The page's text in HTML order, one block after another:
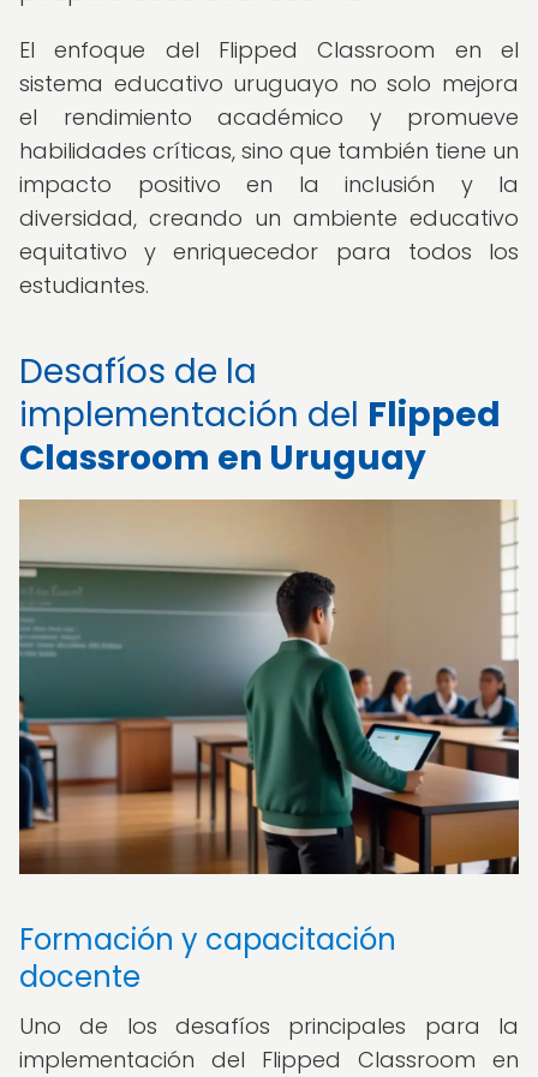
El enfoque del Flipped Classroom en el
sistema educativo uruguayo no solo mejora
el rendimiento académico y promueve
habilidades críticas, sino que también tiene un
impacto positivo en la inclusión y la
diversidad, creando un ambiente educativo
equitativo y enriquecedor para todos los
estudiantes.
Desafíos de la
implementación del Flipped
Classroom en Uruguay
Formación y capacitación
docente
Uno de los desafíos principales para la
implementación del Flipped Classroom en